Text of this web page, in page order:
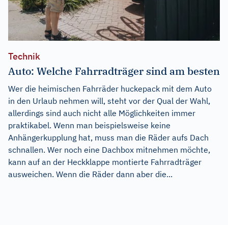
Technik
Auto: Welche Fahrradträger sind am besten
Wer die heimischen Fahrräder huckepack mit dem Auto
in den Urlaub nehmen will, steht vor der Qual der Wahl,
allerdings sind auch nicht alle Möglichkeiten immer
praktikabel. Wenn man beispielsweise keine
Anhängerkupplung hat, muss man die Räder aufs Dach
schnallen. Wer noch eine Dachbox mitnehmen möchte,
kann auf an der Heckklappe montierte Fahrradträger
ausweichen. Wenn die Räder dann aber die...